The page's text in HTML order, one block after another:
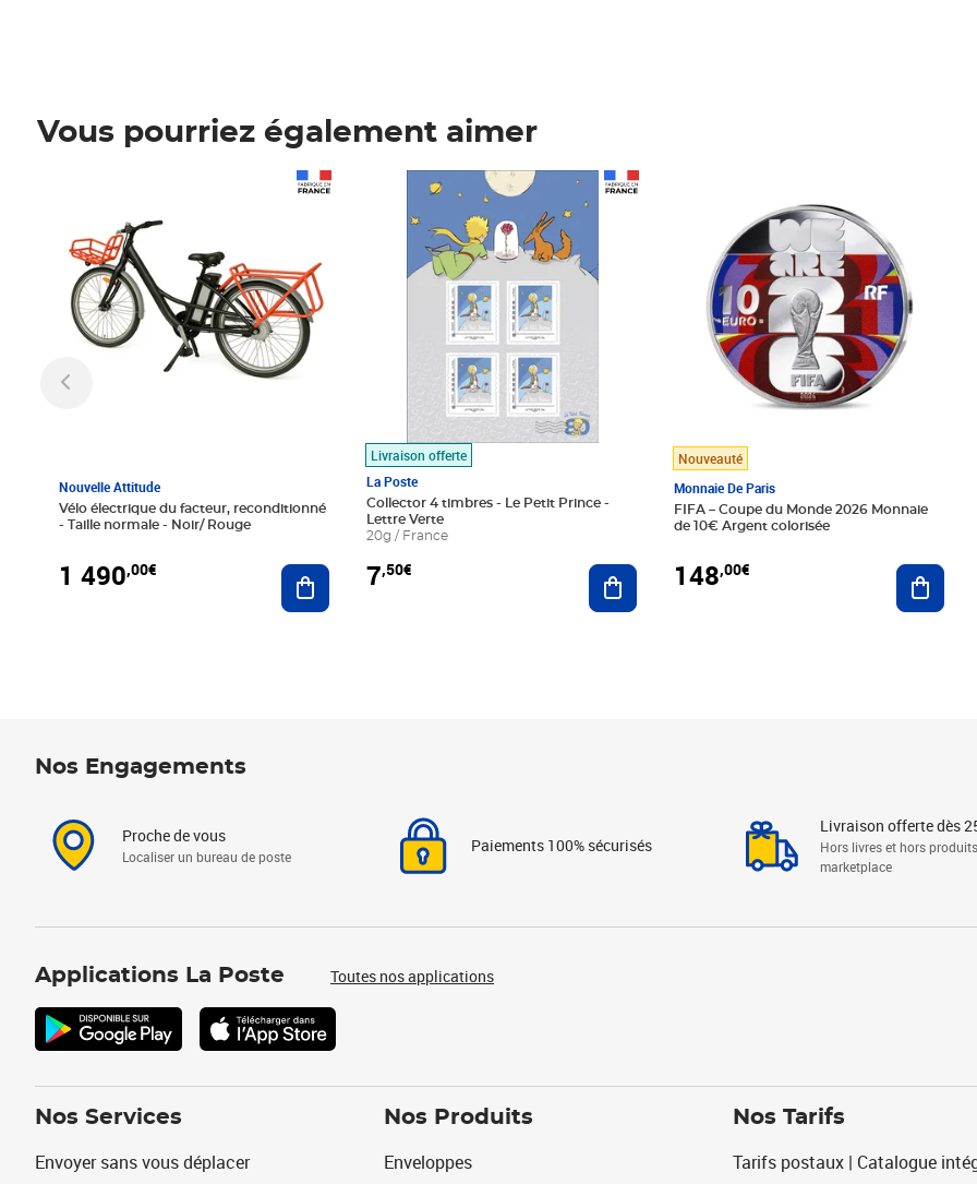
Vous pourriez également aimer
Nouvelle Attitude
Vélo électrique du facteur, reconditionné
- Taille normale - Noir/ Rouge
1 490,00€ Ajouter au panier
Livraison offerte
La Poste
Collector 4 timbres - Le Petit Prince -
Lettre Verte
20g / France
7,50€
Prix 7,50€
Ajouter au panier
Nouveauté
Monnaie De Paris
FIFA – Coupe du Monde 2026 Monnaie
de 10€ Argent colorisée
148,00€
Nos Engagements
Proche de vous
Localiser un bureau de poste
Paiements 100% sécurisés
Livraison offerte dès
Hors livres et hors produits
marketplace
Applications La Poste Toutes nos applications
Nos Services
Envoyer sans vous déplacer
Nos Produits
Enveloppes
Nos Tarifs
Tarifs postaux | Catalogue